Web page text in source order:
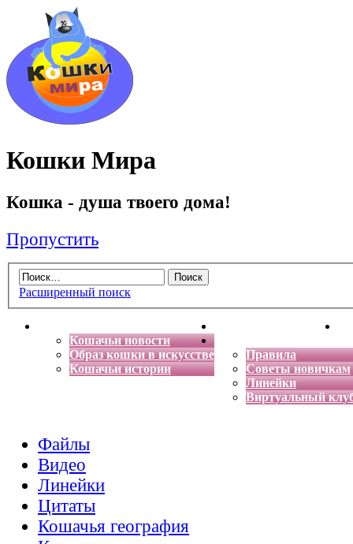
Кошки Мира
Кошка - душа твоего дома!
Пропустить
Расширенный поиск
Кошачьи новости
Образ кошки в искусстве
Кошачьи истории
Энциклопедия кошек
Правила
Советы новичкам
Линейки
Виртуальный
Файлы
Видео
Линейки
Цитаты
Кошачья география